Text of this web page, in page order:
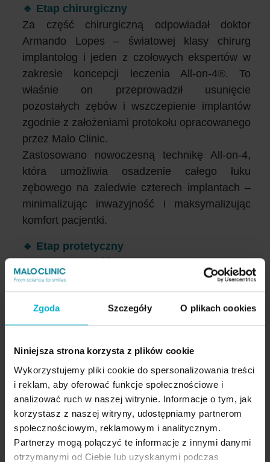
Zgoda Szczegóły O plikach cookies
Niniejsza strona korzysta z plików cookie
Wykorzystujemy pliki cookie do spersonalizowania treści
i reklam, aby oferować funkcje społecznościowe i
analizować ruch w naszej witrynie. Informacje o tym, jak
korzystasz z naszej witryny, udostępniamy partnerom
społecznościowym, reklamowym i analitycznym.
Partnerzy mogą połączyć te informacje z innymi danymi
otrzymanymi od Ciebie lub uzyskanymi podczas
🔹 Etap chirurgiczny
Za część chirurgiczną odpowiadał doktor
Armando Lopes – światowej klasy chirurg
implantolog i jeden z czołowych ekspertów w
zakresie koncepcji leczenia All-on-4®. To
właśnie on przeprowadził usunięcie
pozostałych zębów i wszczepienie implantów
zgodnie z założeniami protokołu opracowanego
przez Malo Clinic.
Zastosowano nowoczesną technikę All-on-4,
która umożliwia osadzenie całego łuku
zębowego na zaledwie czterech implantach –
minimalizując inwazyjność i maksymalizując
komfort pacjentki.
🔹 Etap protetyczny
Za dalszą część procesu odpowiadała lek.
dent. Katarzyna Pindelska, specjalistka
protetyki stomatologicznej. Wspólnie z Moniką,
podczas konsultacji przedzabiegowej, dobrały
kształt i kolor zębów, które miały współgrać z
urodą. Wybór padł na zaokrąglone zęby, które
nadają twarzy łagodniejszy, bardziej kobiecy
wyraz.